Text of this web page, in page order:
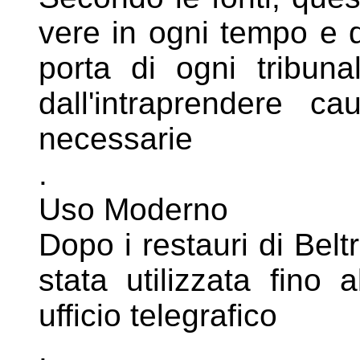
vere in ognitempo e
porta di ogni
dall'intraprendere
necessarie
.
Uso Moderno
Dopo i restauri di
stata utilizzata fino
ufficio telegrafico
.